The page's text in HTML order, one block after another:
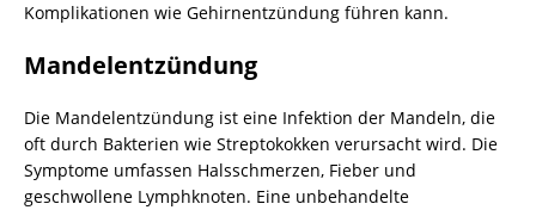
Komplikationen wie Gehirnentzündung führen kann.
Mandelentzündung
Die Mandelentzündung ist eine Infektion der Mandeln, die
oft durch Bakterien wie Streptokokken verursacht wird. Die
Symptome umfassen Halsschmerzen, Fieber und
geschwollene Lymphknoten. Eine unbehandelte